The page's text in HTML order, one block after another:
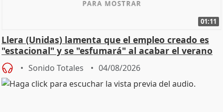
01:11
Llera (Unidas) lamenta que el empleo creado es
"estacional" y se "esfumará" al acabar el verano
Sonido Totales 04/08/2026